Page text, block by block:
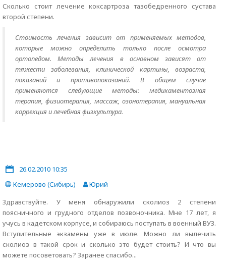
Сколько стоит лечение коксартроза тазобедренного сустава
второй степени.
Стоимость лечения зависит от применяемых методов,
которые можно определить только после осмотра
ортопедом. Методы лечения в основном зависят от
тяжести заболевания, клинической картины, возраста,
показаний и противопоказаний. В общем случае
применяются следующие методы: медикаментозная
терапия, физиотерапия, массаж, озонотерапия, мануальная
коррекция и лечебная физкультура.
26.02.2010 10:35
Кемерово (Сибирь)
Юрий
Здравствуйте. У меня обнаружили сколиоз 2 степени
поясничного и грудного отделов позвоночника. Мне 17 лет, я
учусь в кадетском корпусе, и собираюсь поступать в военный ВУЗ.
Вступительные экзамены уже в июле. Можно ли вылечить
сколиоз в такой срок и сколько это будет стоить? И что вы
можете посоветовать? Заранее спасибо...